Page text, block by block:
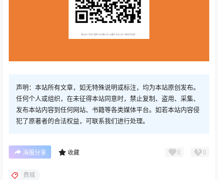
声明：本站所有文章，如无特殊说明或标注，均为本站原创发布。
任何个人或组织，在未征得本站同意时，禁止复制、盗用、采集、
发布本站内容到任何网站、书籍等各类媒体平台。如若本站内容侵
犯了原著者的合法权益，可联系我们进行处理。
海报分享 收藏 0 0
费城